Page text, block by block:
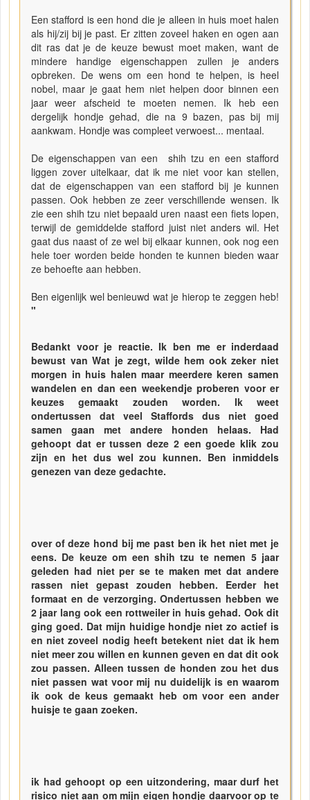
Een stafford is een hond die je alleen in huis moet halen
als hij/zij bij je past. Er zitten zoveel haken en ogen aan
dit ras dat je de keuze bewust moet maken, want de
mindere handige eigenschappen zullen je anders
opbreken. De wens om een hond te helpen, is heel
nobel, maar je gaat hem niet helpen door binnen een
jaar weer afscheid te moeten nemen. Ik heb een
dergelijk hondje gehad, die na 9 bazen, pas bij mij
aankwam. Hondje was compleet verwoest... mentaal.
De eigenschappen van een shih tzu en een stafford
liggen zover uitelkaar, dat ik me niet voor kan stellen,
dat de eigenschappen van een stafford bij je kunnen
passen. Ook hebben ze zeer verschillende wensen. Ik
zie een shih tzu niet bepaald uren naast een fiets lopen,
terwijl de gemiddelde stafford juist niet anders wil. Het
gaat dus naast of ze wel bij elkaar kunnen, ook nog een
hele toer worden beide honden te kunnen bieden waar
ze behoefte aan hebben.
Ben eigenlijk wel benieuwd wat je hierop te zeggen heb!
"
Bedankt voor je reactie. Ik ben me er inderdaad
bewust van Wat je zegt, wilde hem ook zeker niet
morgen in huis halen maar meerdere keren samen
wandelen en dan een weekendje proberen voor er
keuzes gemaakt zouden worden. Ik weet
ondertussen dat veel Staffords dus niet goed
samen gaan met andere honden helaas. Had
gehoopt dat er tussen deze 2 een goede klik zou
zijn en het dus wel zou kunnen. Ben inmiddels
genezen van deze gedachte.
over of deze hond bij me past ben ik het niet met je
eens. De keuze om een shih tzu te nemen 5 jaar
geleden had niet per se te maken met dat andere
rassen niet gepast zouden hebben. Eerder het
formaat en de verzorging. Ondertussen hebben we
2 jaar lang ook een rottweiler in huis gehad. Ook dit
ging goed. Dat mijn huidige hondje niet zo actief is
en niet zoveel nodig heeft betekent niet dat ik hem
niet meer zou willen en kunnen geven en dat dit ook
zou passen. Alleen tussen de honden zou het dus
niet passen wat voor mij nu duidelijk is en waarom
ik ook de keus gemaakt heb om voor een ander
huisje te gaan zoeken.
ik had gehoopt op een uitzondering, maar durf het
risico niet aan om mijn eigen hondje daarvoor op te